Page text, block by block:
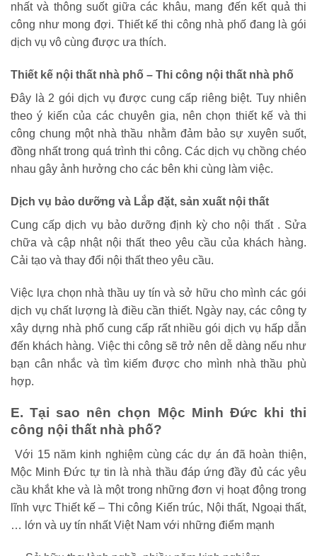
nhất và thông suốt giữa các khâu, mang đến kết quả thi
công như mong đợi. Thiết kế thi công nhà phố đang là gói
dịch vụ vô cùng được ưa thích.
Thiết kế nội thất nhà phố – Thi công nội thất nhà phố
Đây là 2 gói dịch vụ được cung cấp riêng biệt. Tuy nhiên
theo ý kiến của các chuyên gia, nên chọn thiết kế và thi
công chung một nhà thầu nhằm đảm bảo sự xuyên suốt,
đồng nhất trong quá trình thi công. Các dịch vụ chồng chéo
nhau gây ảnh hưởng cho các bên khi cùng làm việc.
Dịch vụ bảo dưỡng và Lắp đặt, sản xuất nội thất
Cung cấp dịch vụ bảo dưỡng định kỳ cho nội thất . Sửa
chữa và cập nhật nội thất theo yêu cầu của khách hàng.
Cải tạo và thay đổi nội thất theo yêu cầu.
Việc lựa chọn nhà thầu uy tín và sở hữu cho mình các gói
dịch vụ chất lượng là điều cần thiết. Ngày nay, các công ty
xây dựng nhà phố cung cấp rất nhiều gói dịch vụ hấp dẫn
đến khách hàng. Việc thi công sẽ trở nên dễ dàng nếu như
bạn cân nhắc và tìm kiếm được cho mình nhà thầu phù
hợp.
E. Tại sao nên chọn Mộc Minh Đức khi thi
công nội thất nhà phố?
Với 15 năm kinh nghiệm cùng các dự án đã hoàn thiện,
Mộc Minh Đức tự tin là nhà thầu đáp ứng đầy đủ các yêu
cầu khắt khe và là một trong những đơn vị hoạt động trong
lĩnh vực Thiết kế – Thi công Kiến trúc, Nội thất, Ngoại thất,
… lớn và uy tín nhất Việt Nam với những điểm mạnh